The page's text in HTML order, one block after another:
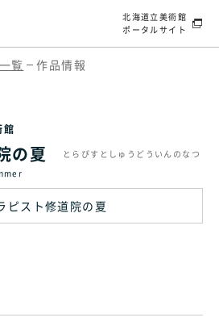
北海道立美術館
ポータルサイト
覧 作品情報
館
の夏
とらぴすとしゅうどういんのなつ